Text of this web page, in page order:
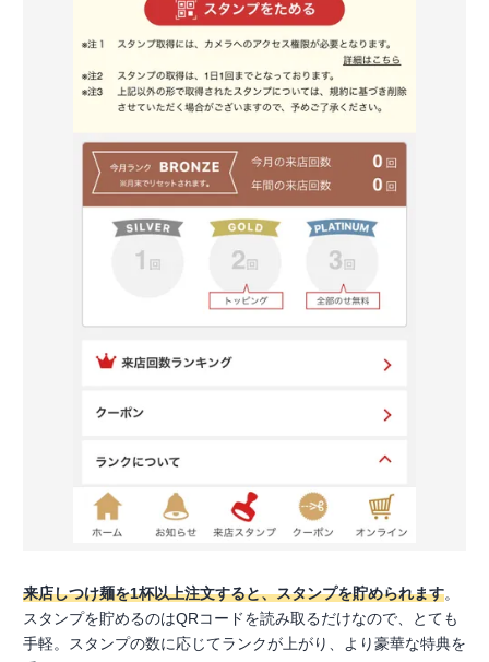
来店しつけ麺を1杯以上注文すると、スタンプを貯められます。
スタンプを貯めるのはQRコードを読み取るだけなので、とても
手軽。スタンプの数に応じてランクが上がり、より豪華な特典を